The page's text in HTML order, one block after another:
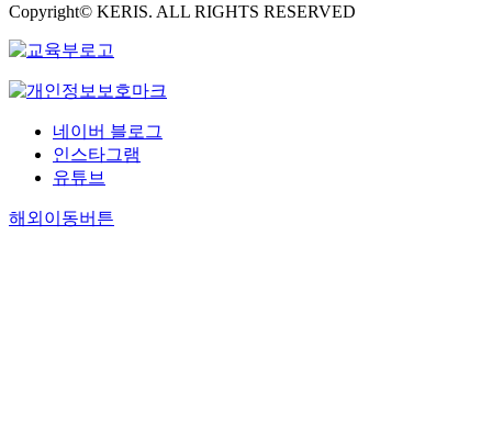
Copyright© KERIS. ALL RIGHTS RESERVED
네이버 블로그
인스타그램
유튜브
해외이동버튼